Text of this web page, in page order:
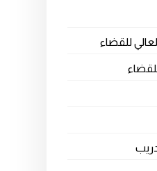
للقضاء